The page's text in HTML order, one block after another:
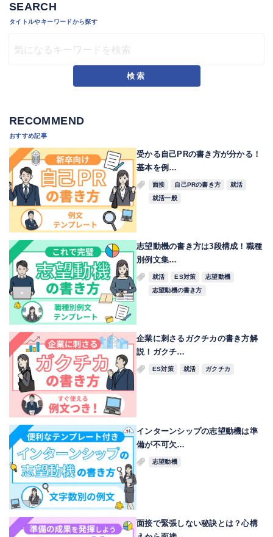
SEARCH
タイトルやキーワードから探す
検索
RECOMMEND
おすすめ記事
受かる自己PRの書き方が分かる！
基本を例…
面接 自己PRの書き方
就活
就活一般
志望動機の書き方は3段構成！職種
別例文集…
就活 ES対策
志望動機
志望動機の書き方
企業に刺さるガクチカの書き方解
説！ガクチ…
ES対策 就活 ガクチカ
インターンシップの志望動機は準
備が不可欠…
志望動機
面接で緊張しない秘訣とは？心構